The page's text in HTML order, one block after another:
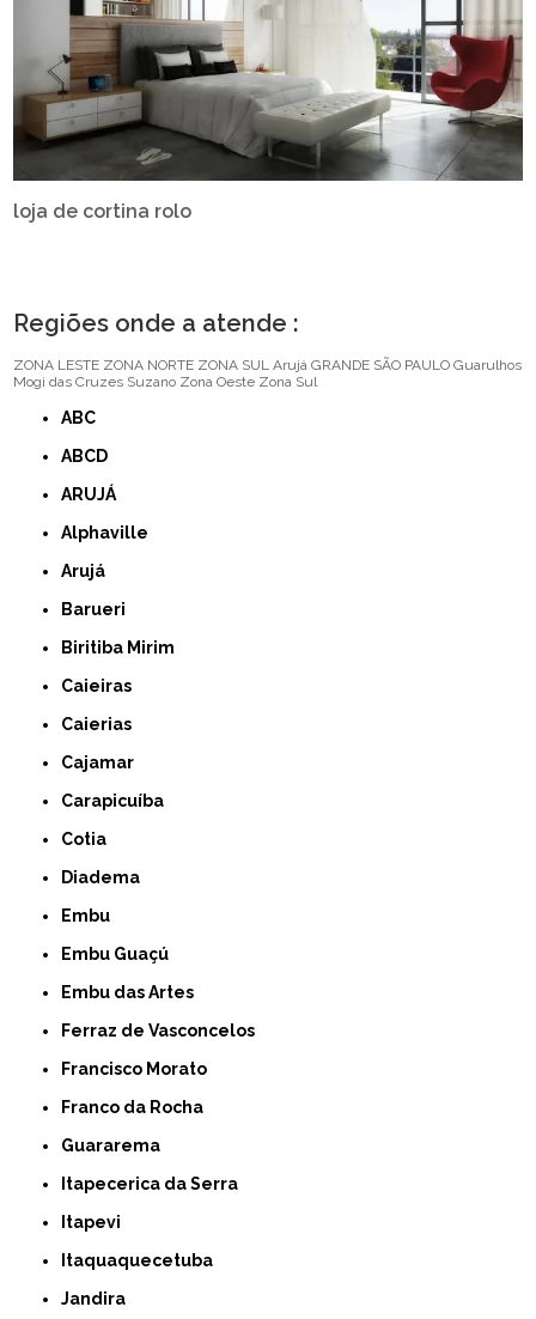
loja de cortina rolo
Regiões onde a atende :
ZONA LESTE ZONA NORTE ZONA SUL Arujá GRANDE SÃO PAULO Guarulhos
Mogi das Cruzes Suzano Zona Oeste Zona Sul
ABC
ABCD
ARUJÁ
Alphaville
Arujá
Barueri
Biritiba Mirim
Caieiras
Caierias
Cajamar
Carapicuíba
Cotia
Diadema
Embu
Embu Guaçú
Embu das Artes
Ferraz de Vasconcelos
Francisco Morato
Franco da Rocha
Guararema
Itapecerica da Serra
Itapevi
Itaquaquecetuba
Jandira